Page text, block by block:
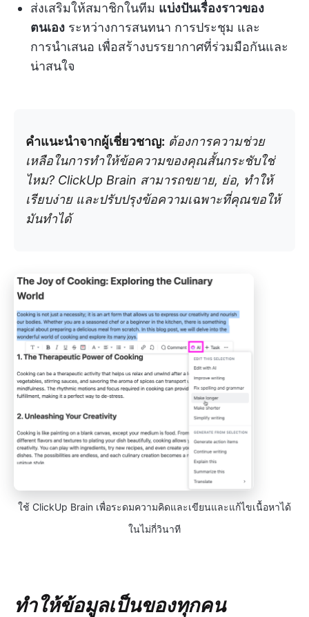
ส่งเสริมให้สมาชิกในทีม แบ่งปันเรื่องราวของ
ตนเอง ระหว่างการสนทนา การประชุม และ
การนำเสนอ เพื่อสร้างบรรยากาศที่ร่วมมือกันและ
น่าสนใจ
คำแนะนำจากผู้เชี่ยวชาญ: ต้องการความช่วย
เหลือในการทำให้ข้อความของคุณสั้นกระชับใช่
ไหม? ClickUp Brain สามารถขยาย, ย่อ, ทำให้
เรียบง่าย และปรับปรุงข้อความเฉพาะที่คุณขอให้
มันทำได้
ใช้ ClickUp Brain เพื่อระดมความคิดและเขียนและแก้ไขเนื้อหาได้
ในไม่กี่วินาที
ทำให้ข้อมูลเป็นของทุกคน